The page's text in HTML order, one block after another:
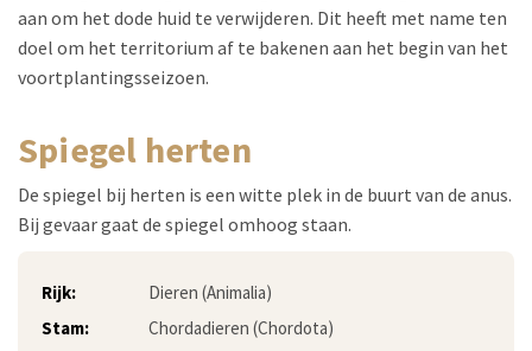
aan om het dode huid te verwijderen. Dit heeft met name ten
doel om het territorium af te bakenen aan het begin van het
voortplantingsseizoen.
spiegel herten
De spiegel bij herten is een witte plek in de buurt van de anus.
Bij gevaar gaat de spiegel omhoog staan.
Rijk:
Dieren (Animalia)
Stam:
Chordadieren (Chordota)